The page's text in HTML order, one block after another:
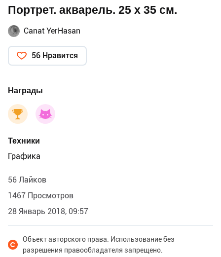
Портрет. акварель. 25 х 35 см.
Canat YerHasan
56 Нравится
Награды
Техники
Графика
56 Лайков
1467 Просмотров
28 Январь 2018, 09:57
Объект авторского права. Использование без
разрешения правообладателя запрещено.